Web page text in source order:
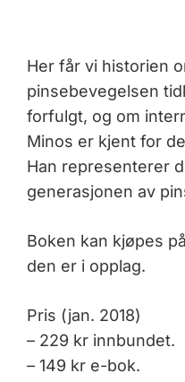
Her får vi historien
pinsebevegelsen
forfulgt, og om
Minos er kjent for
Han representerer
generasjonen av
Boken kan kjøpes på
den er i opplag.
Pris (jan. 2018)
– 229 kr innbundet.
– 149 kr e-bok.